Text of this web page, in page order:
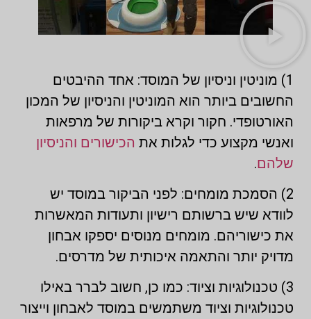
1) מוניטין וניסיון של המוסד: אחד ההיבטים
החשובים ביותר הוא המוניטין והניסיון של המכון
האורטופדי. חקור וקרא ביקורות של מרפאות
ואנשי מקצוע כדי לגלות את הכישורים והניסיון
שלהם.
2) הסמכת מומחים: לפני הביקור במוסד יש
לוודא שיש ברשותם רישיון ותעודות המאשרות
את כישוריהם. מומחים מנוסים יספקו אבחון
מדויק יותר והתאמה איכותית של מדרסים.
3) טכנולוגיות וציוד: כמו כן, חשוב לברר באילו
טכנולוגיות וציוד משתמשים במוסד לאבחון וייצור